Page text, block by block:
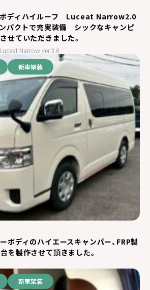
ディハイルーフ Luceat Narrow2.0
パクトで充実装備 シックなキャンピ
せていただきました。
Narrow ver.3.0
新車架装
ボディのハイエースキャンパー、FRP製
を製作させて頂きました。
新車架装